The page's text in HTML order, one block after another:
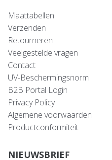
Maattabellen
Verzenden
Retourneren
Veelgestelde vragen
Contact
UV-Beschermingsnorm
B2B Portal Login
Privacy Policy
Algemene voorwaarden
Productconformiteit
NIEUWSBRIEF